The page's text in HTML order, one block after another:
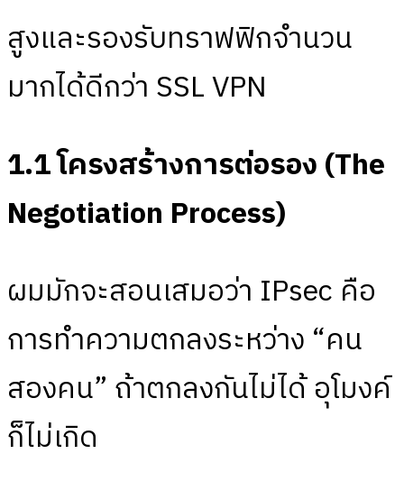
สูงและรองรับทราฟฟิกจำนวน
มากได้ดีกว่า SSL VPN
1.1 โครงสร้างการต่อรอง (The
Negotiation Process)
ผมมักจะสอนเสมอว่า IPsec คือ
การทำความตกลงระหว่าง “คน
สองคน” ถ้าตกลงกันไม่ได้ อุโมงค์
ก็ไม่เกิด